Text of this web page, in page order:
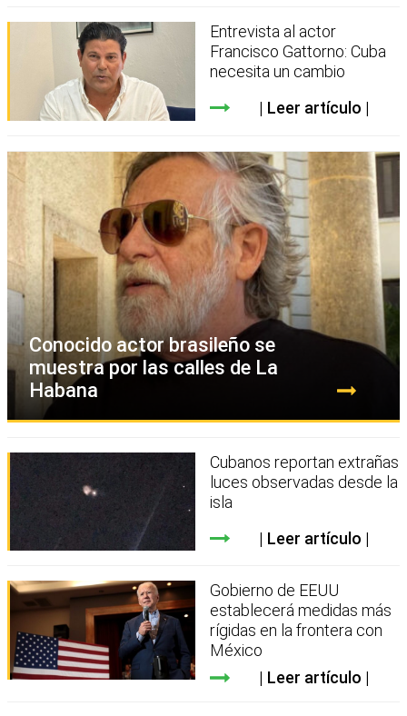
Entrevista al actor
Francisco Gattorno: Cuba
necesita un cambio
Leer artículo
Conocido actor brasileño se
muestra por las calles de La
Habana
Cubanos reportan extrañas
luces observadas desde la
isla
Leer artículo
Gobierno de EEUU
establecerá medidas más
rígidas en la frontera con
México
Leer artículo